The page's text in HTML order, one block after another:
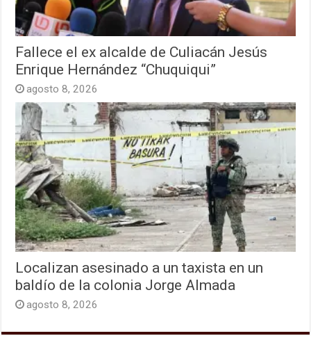
Fallece el ex alcalde de Culiacán Jesús
Enrique Hernández “Chuquiqui”
agosto 8, 2026
Localizan asesinado a un taxista en un
baldío de la colonia Jorge Almada
agosto 8, 2026